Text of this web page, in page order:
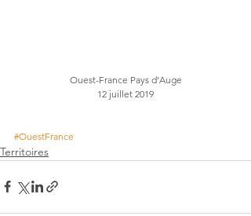
Ouest-France Pays d’Auge
12 juillet 2019
#OuestFrance
Territoires